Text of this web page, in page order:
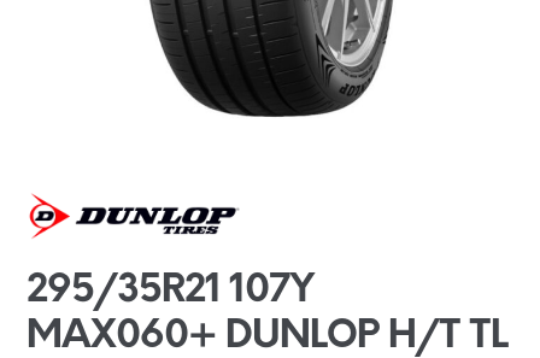
295/35R21 107Y
MAX060+ DUNLOP H/T TL